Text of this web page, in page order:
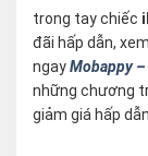
trong tay chiếc
đãi hấp dẫn,
ngayMobappy
những chương
giảm giá hấp